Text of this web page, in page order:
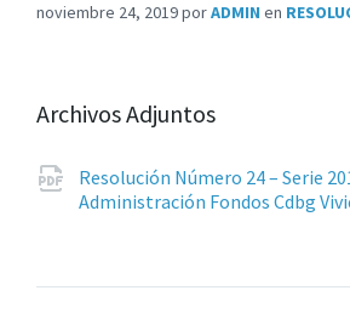
noviembre 24, 2019porADMIN en
Archivos Adjuntos
Resolución Número 24 – Serie
Administración Fondos Cdbg